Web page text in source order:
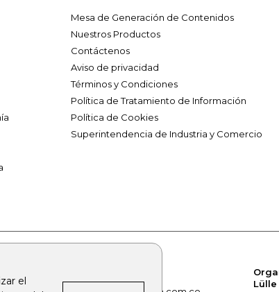
el
Mesa de Generación de Contenidos
Nuestros Productos
Contáctenos
Aviso de privacidad
Términos y Condiciones
Política de Tratamiento de Información
Política de Cookies
Superintendencia de Industria y Comercio
bolsaencolombia.com